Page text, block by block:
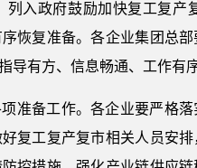
入政府鼓励加快复工复
恢复准备。各企业集团总
导有方、信息畅通、工作有序
准备工作。各企业要严格
复工复产复市相关人员安